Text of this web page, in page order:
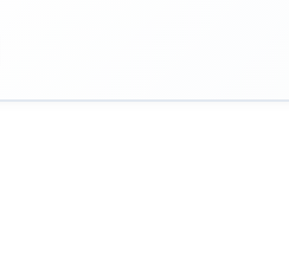
错的邂逅
一次歇斯底里的攻击，偶然提到“妈